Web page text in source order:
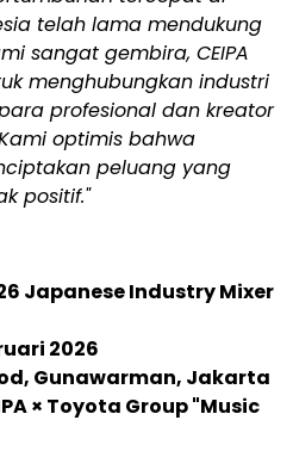
telah lama mendukung
sangat gembira, CEIPA
menghubungkan industri
profesional dan kreator
optimis bahwa
peluang yang
positif."
Japanese Industry Mixer
2026
Gunawarman, Jakarta
× Toyota Group "Music